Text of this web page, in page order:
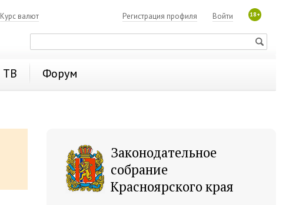
Курс валют 18+
Войти
Регистрация профиля
ТВ Форум
Законодательное
собрание
Красноярского края